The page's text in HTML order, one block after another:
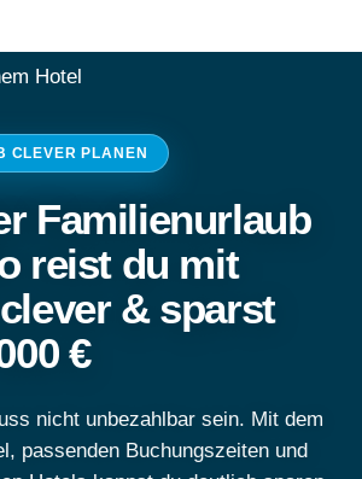
CLEVER PLANEN
Familienurlaub
reist du mit
& sparst
€
nicht unbezahlbar sein. Mit dem
passenden Buchungszeiten und